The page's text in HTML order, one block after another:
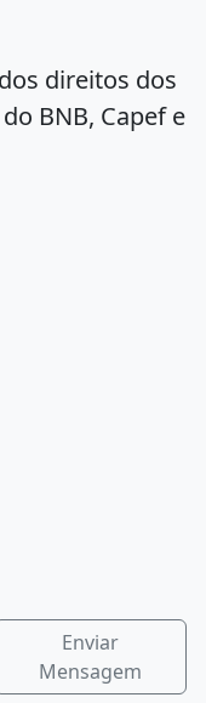
direitos dos
BNB, Capef e
Enviar
Mensagem